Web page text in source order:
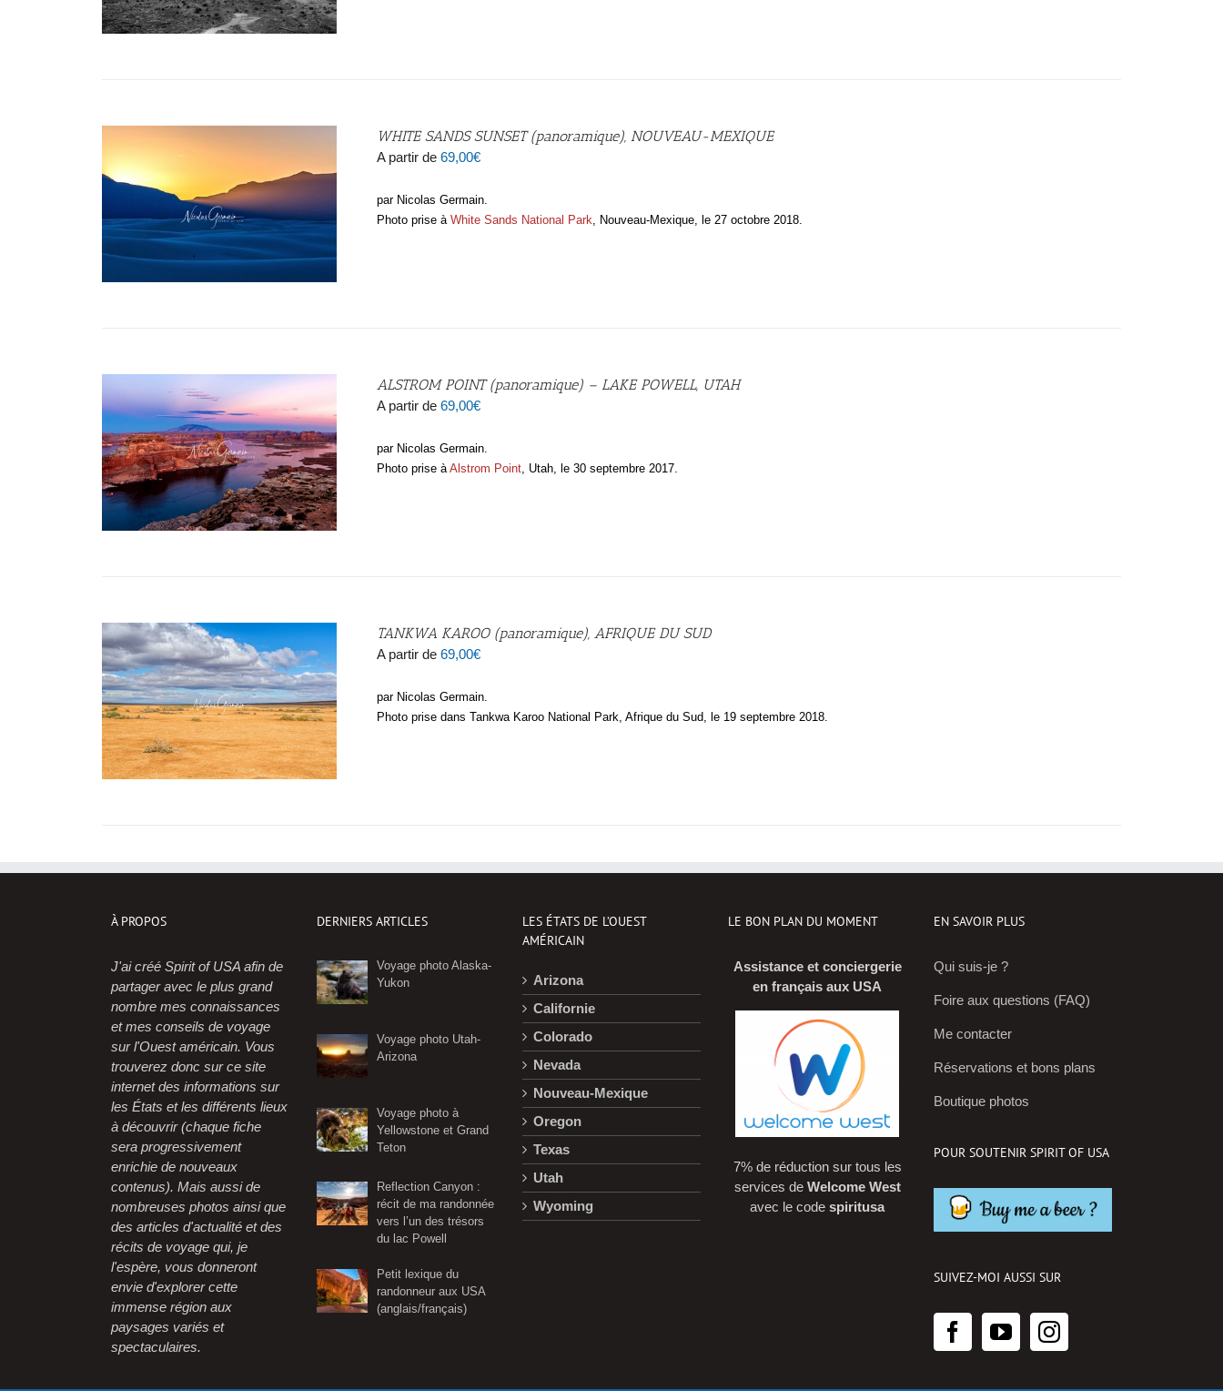
WHITE SANDS SUNSET (panoramique), NOUVEAU-MEXIQUE
A partir de69,00€
par Nicolas Germain.
Photo prise àWhite Sands National Park, Nouveau-Mexique, le 27 octobre 2018.
ALSTROM POINT (panoramique) – LAKE POWELL, UTAH
A partir de69,00€
par Nicolas Germain.
Photo prise àAlstrom Point, Utah, le 30 septembre 2017.
TANKWA KAROO (panoramique), AFRIQUE DU SUD
A partir de69,00€
par Nicolas Germain.
Photo prise dans Tankwa Karoo National Park, Afrique du Sud, le 19 septembre 2018.
À PROPOS
J'ai créé Spirit of USA afin de
partager avec le plus grand
nombre mes connaissances
et mes conseils de voyage
sur l'Ouest américain. Vous
trouverez donc sur ce site
internet des informations sur
les États et les différents lieux
à découvrir (chaque fiche
sera progressivement
enrichie de nouveaux
contenus). Mais aussi de
nombreuses photos ainsi que
des articles d'actualité et des
récits de voyage qui, je
l'espère, vous donneront
envie d'explorer cette
immense région aux
paysages variés et
spectaculaires.
DERNIERS ARTICLES
Voyage photo Alaska-
Yukon
Voyage photo Utah-
Arizona
Voyage photo à
Yellowstone et Grand
Teton
Reflection Canyon :
récit de ma randonnée
vers l’un des trésors
du lac Powell
Petit lexique du
randonneur aux USA
(anglais/français)
LES ÉTATS DE L’OUEST
AMÉRICAIN
Arizona
Californie
Colorado
Nevada
Nouveau-Mexique
Oregon
Texas
Utah
Wyoming
LE BON PLAN DU MOMENT
Assistance et conciergerie
en français aux USA
7% de réduction sur tous les
services de Welcome West
avec le code spiritusa
EN SAVOIR PLUS
Qui suis-je ?
Foire aux questions (FAQ)
Me contacter
Réservations et bons plans
Boutique photos
POUR SOUTENIR SPIRIT OF USA
SUIVEZ-MOI AUSSI SUR